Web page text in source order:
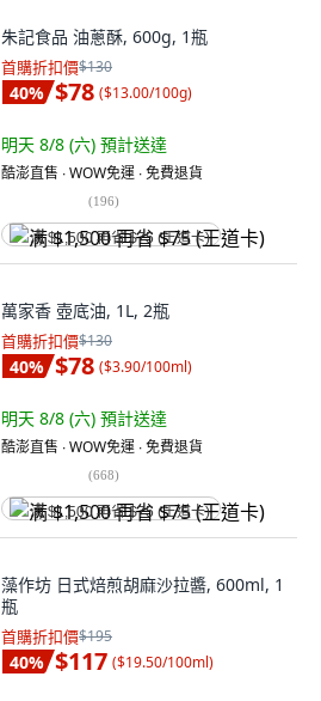
朱記食品 油蔥酥, 600g, 1瓶
首購折扣價$130
40% $78 ($13.00/100g)
明天 8/8 (六) 預計送達
酷澎直售 ∙ WOW免運 ∙ 免費退貨
(196)
满 $1,500 再省 $75 (王道卡)
萬家香 壺底油, 1L, 2瓶
首購折扣價$130
40% $78 ($3.90/100ml)
明天 8/8 (六) 預計送達
酷澎直售 ∙ WOW免運 ∙ 免費退貨
(668)
满 $1,500 再省 $75 (王道卡)
藻作坊 日式焙煎胡麻沙拉醬, 600ml, 1
瓶
首購折扣價$195
40% $117 ($19.50/100ml)